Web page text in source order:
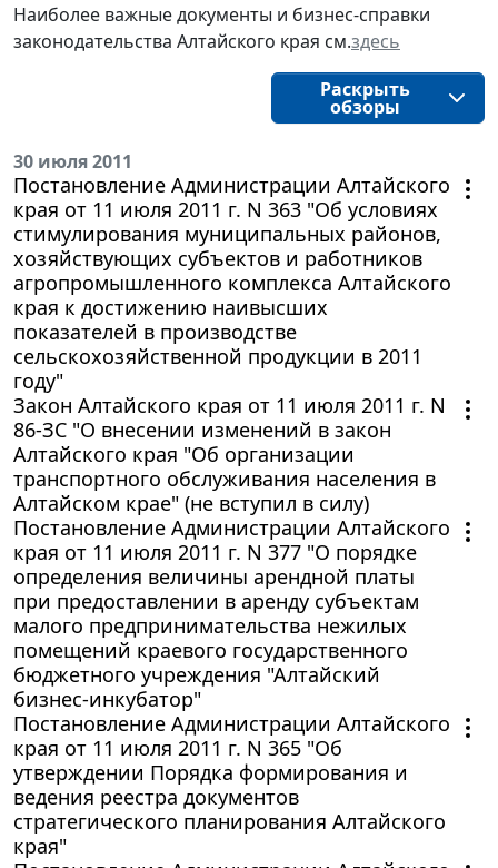
Наиболее важные документы и бизнес-справки
законодательства Алтайского края см.здесь
Раскрыть
обзоры
30 июля 2011
Постановление Администрации Алтайского
края от 11 июля 2011 г. N 363 "Об условиях
стимулирования муниципальных районов,
хозяйствующих субъектов и работников
агропромышленного комплекса Алтайского
края к достижению наивысших
показателей в производстве
сельскохозяйственной продукции в 2011
году"
Закон Алтайского края от 11 июля 2011 г. N
86-ЗС "О внесении изменений в закон
Алтайского края "Об организации
транспортного обслуживания населения в
Алтайском крае" (не вступил в силу)
Постановление Администрации Алтайского
края от 11 июля 2011 г. N 377 "О порядке
определения величины арендной платы
при предоставлении в аренду субъектам
малого предпринимательства нежилых
помещений краевого государственного
бюджетного учреждения "Алтайский
бизнес-инкубатор"
Постановление Администрации Алтайского
края от 11 июля 2011 г. N 365 "Об
утверждении Порядка формирования и
ведения реестра документов
стратегического планирования Алтайского
края"